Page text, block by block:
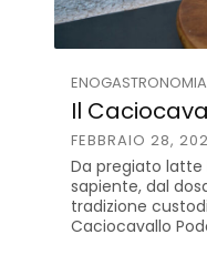
ENOGASTRONOMIA
Il
FEBBRAIO 28,
Da pregiato latte
sapiente, dal
tradizione
Caciocavallo